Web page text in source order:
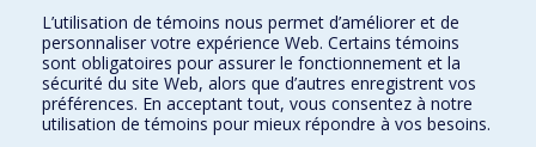
Plan du site
Signaler une erreur
Accessibilité
FACULTÉ DES ARTS ET DES SCIENCES
L’utilisation de témoins nous permet d’améliorer et de
personnaliser votre expérience Web. Certains témoins
sont obligatoires pour assurer le fonctionnement et la
sécurité du site Web, alors que d’autres enregistrent vos
préférences. En acceptant tout, vous consentez à notre
utilisation de témoins pour mieux répondre à vos besoins.